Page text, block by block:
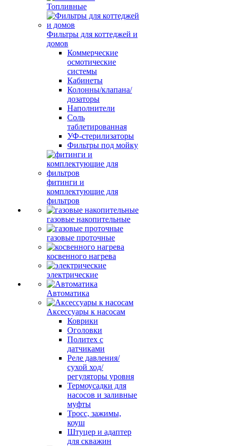
Топливные
Фильтры для коттеджей и
домов
Коммерческие
осмотические
системы
Кабинеты
Колонны/клапана/
дозаторы
Наполнители
Соль
таблетированная
УФ-стерилизаторы
Фильтры под мойку
фитинги и
комплектующие для
фильтров
газовые накопительные
газовые проточные
косвенного нагрева
электрические
Автоматика
Аксессуары к насосам
Коврики
Оголовки
Политех с
датчиками
Реле давления/
сухой ход/
регуляторы уровня
Термоусадки для
насосов и заливные
муфты
Тросс, зажимы,
коуш
Штуцер и адаптер
для скважин